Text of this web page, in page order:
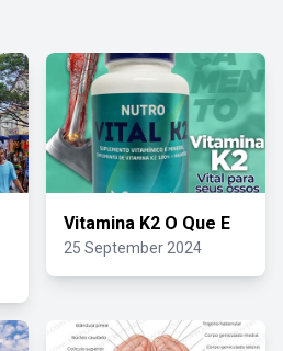
Vitamina K2 O Que E
25 September 2024